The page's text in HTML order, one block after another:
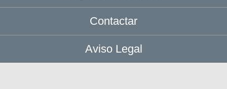
Contactar
Aviso Legal